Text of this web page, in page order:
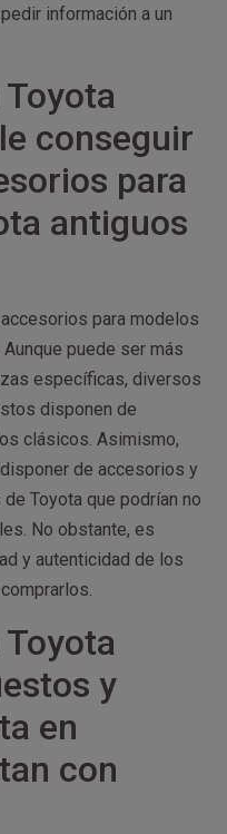
información a un
conseguir
para
antiguos
para modelos
puede ser más
específicas, diversos
disponen de
clásicos. Asimismo,
de accesorios y
Toyota que podrían no
No obstante, es
y autenticidad de los
y
en
con